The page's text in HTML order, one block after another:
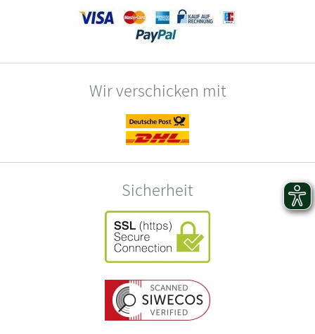
Wir verschicken mit
Sicherheit